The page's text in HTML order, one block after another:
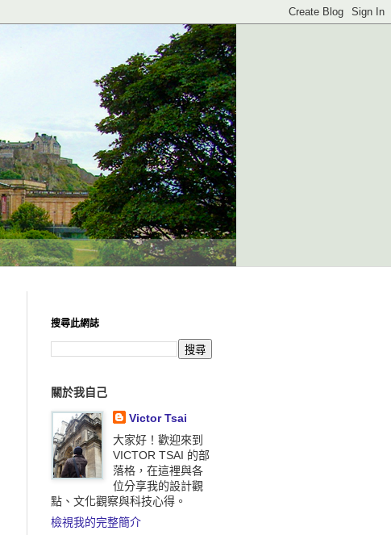
搜尋此網誌
關於我自己
Victor Tsai
大家好！歡迎來到
VICTOR TSAI 的部
落格，在這裡與各
位分享我的設計觀
點、文化觀察與科技心得。
檢視我的完整簡介